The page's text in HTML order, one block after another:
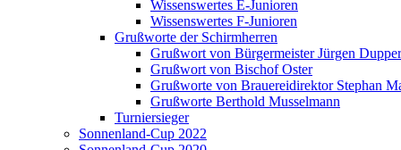
Wissenswertes E-Junioren
Wissenswertes F-Junioren
Grußworte der Schirmherren
Grußwort von Bürgermeister Jürgen Dupper
Grußwort von Bischof Oster
Grußworte von Brauereidirektor Stephan
Grußworte Berthold Musselmann
Turniersieger
Sonnenland-Cup 2022